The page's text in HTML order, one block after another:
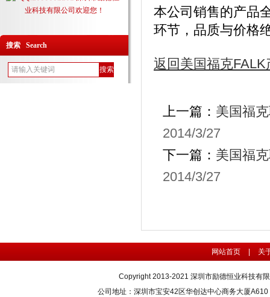
搜索 Search
本公司销售的产品
环节，品质与价格
返回美国福克
上一篇： 美国福
2014/3/27
下一篇： 美国福
2014/3/27
网站首页 关
Copyright 2013-2021 深圳市励德恒业科技有
公司地址：深圳市宝安42区华创达中心商务大厦